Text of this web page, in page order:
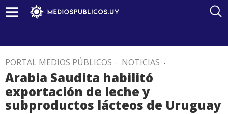
PORTAL MEDIOS PÚBLICOS . NOTICIAS .
Arabia Saudita habilitó
exportación de leche y
subproductos lácteos de Uruguay